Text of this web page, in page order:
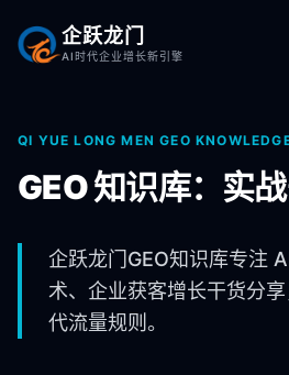
企跃龙门
AI时代企业增长新引擎
QI YUE LONG MEN GEO
GEO 知识库：实
企跃龙门GEO知识库专注
术、企业获客增长干货分
代流量规则。